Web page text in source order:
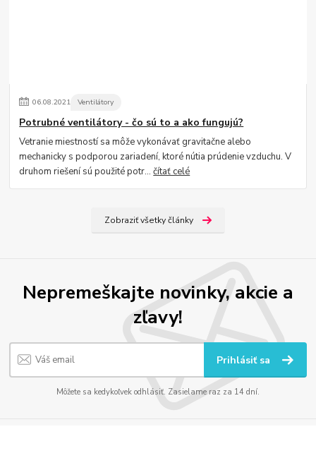
06.08.2021 Ventilátory
Potrubné ventilátory - čo sú to a ako fungujú?
Vetranie miestností sa môže vykonávať gravitačne alebo
mechanicky s podporou zariadení, ktoré nútia prúdenie vzduchu. V
druhom riešení sú použité potr...čítať celé
Zobraziť všetky články
Nepremeškajte novinky, akcie a
zľavy!
Prihlásiť sa
Môžete sa kedykoľvek odhlásiť. Zasielame raz za 14 dní.